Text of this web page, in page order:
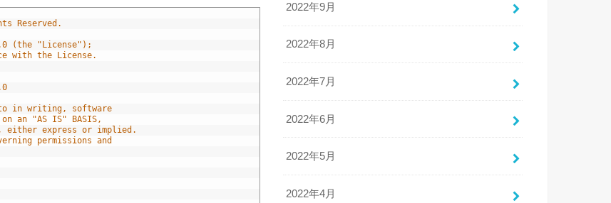
Reserved.
(the "License");
with the License.
in writing, software
an "AS IS" BASIS,
either express or implied.
permissions and
2022年9月
2022年8月
2022年7月
2022年6月
2022年5月
2022年4月